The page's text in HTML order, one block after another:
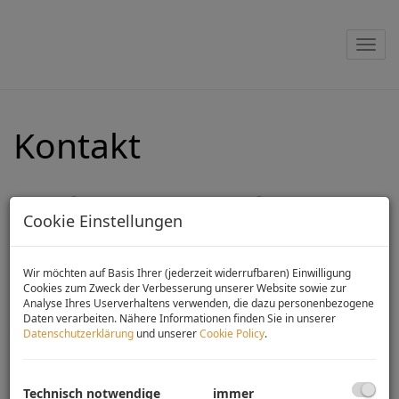
Kontakt
Wir freuen uns auf Ihre
Anfrage
E-Mail
Cookie Einstellungen
Wir möchten auf Basis Ihrer (jederzeit widerrufbaren) Einwilligung
Cookies zum Zweck der Verbesserung unserer Website sowie zur
Analyse Ihres Userverhaltens verwenden, die dazu personenbezogene
Daten verarbeiten. Nähere Informationen finden Sie in unserer
Datenschutzerklärung und unsererCookie Policy.
Technisch notwendige immer